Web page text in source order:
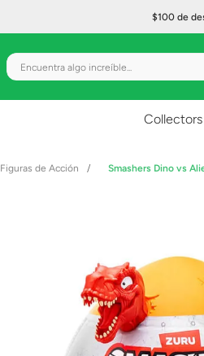
$100 de
Encuentra algo increíble...
Collectors
Figuras de Acción Smashers Dino vs